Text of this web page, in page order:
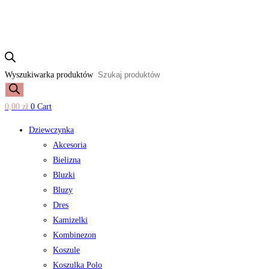
Wyszukiwarka produktów
0,00 zł 0 Cart
Dziewczynka
Akcesoria
Bielizna
Bluzki
Bluzy
Dres
Kamizelki
Kombinezon
Koszule
Koszulka Polo